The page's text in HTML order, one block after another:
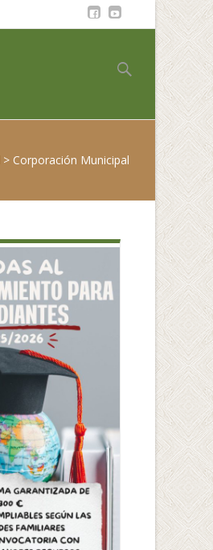
Buscar:
> Corporación Municipal